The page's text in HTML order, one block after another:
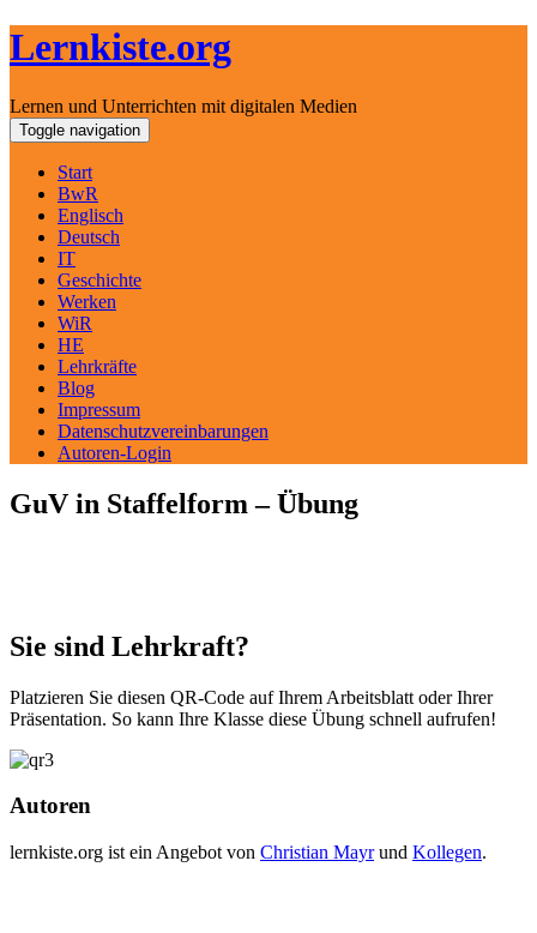
Lernkiste.org
Lernen und Unterrichten mit digitalen Medien
Skip
to
content
Toggle navigation
Start
BwR
Englisch
Deutsch
IT
Geschichte
Werken
WiR
HE
Lehrkräfte
Blog
Impressum
Datenschutzvereinbarungen
Autoren-Login
GuV in Staffelform – Übung
Sie sind Lehrkraft?
Platzieren Sie diesen QR-Code auf Ihrem Arbeitsblatt oder Ihrer
Präsentation. So kann Ihre Klasse diese Übung schnell aufrufen!
Autoren
lernkiste.org ist ein Angebot von Christian Mayrund Kollegen.